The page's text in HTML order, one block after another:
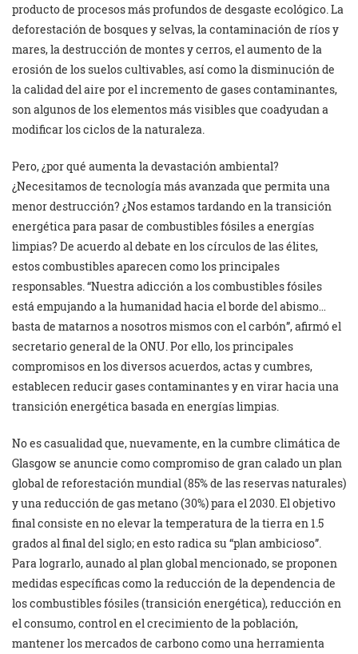
producto de procesos más profundos de desgaste ecológico. La
deforestación de bosques y selvas, la contaminación de ríos y
mares, la destrucción de montes y cerros, el aumento de la
erosión de los suelos cultivables, así como la disminución de
la calidad del aire por el incremento de gases contaminantes,
son algunos de los elementos más visibles que coadyudan a
modificar los ciclos de la naturaleza.
Pero, ¿por qué aumenta la devastación ambiental?
¿Necesitamos de tecnología más avanzada que permita una
menor destrucción? ¿Nos estamos tardando en la transición
energética para pasar de combustibles fósiles a energías
limpias? De acuerdo al debate en los círculos de las élites,
estos combustibles aparecen como los principales
responsables. “Nuestra adicción a los combustibles fósiles
está empujando a la humanidad hacia el borde del abismo…
basta de matarnos a nosotros mismos con el carbón”, afirmó el
secretario general de la ONU. Por ello, los principales
compromisos en los diversos acuerdos, actas y cumbres,
establecen reducir gases contaminantes y en virar hacia una
transición energética basada en energías limpias.
No es casualidad que, nuevamente, en la cumbre climática de
Glasgow se anuncie como compromiso de gran calado un plan
global de reforestación mundial (85% de las reservas naturales)
y una reducción de gas metano (30%) para el 2030. El objetivo
final consiste en no elevar la temperatura de la tierra en 1.5
grados al final del siglo; en esto radica su “plan ambicioso”.
Para lograrlo, aunado al plan global mencionado, se proponen
medidas específicas como la reducción de la dependencia de
los combustibles fósiles (transición energética), reducción en
el consumo, control en el crecimiento de la población,
mantener los mercados de carbono como una herramienta